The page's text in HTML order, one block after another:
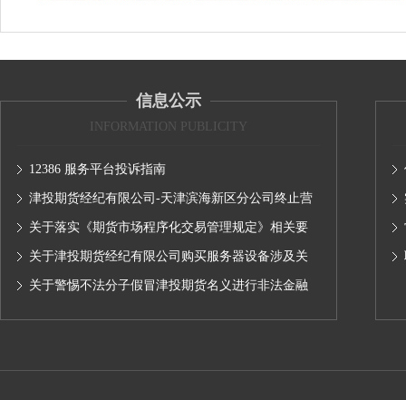
信息公示
INFORMATION PUBLICITY
12386 服务平台投诉指南
津投期货经纪有限公司-天津滨海新区分公司终止营
业的公告
关于落实《期货市场程序化交易管理规定》相关要
求,无限易终端版本调整及客户通知
关于津投期货经纪有限公司购买服务器设备涉及关
联交易情况的公示
关于警惕不法分子假冒津投期货名义进行非法金融